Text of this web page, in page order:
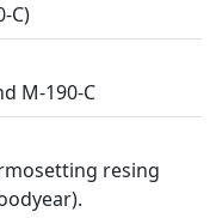
C)
M-190-C
resing